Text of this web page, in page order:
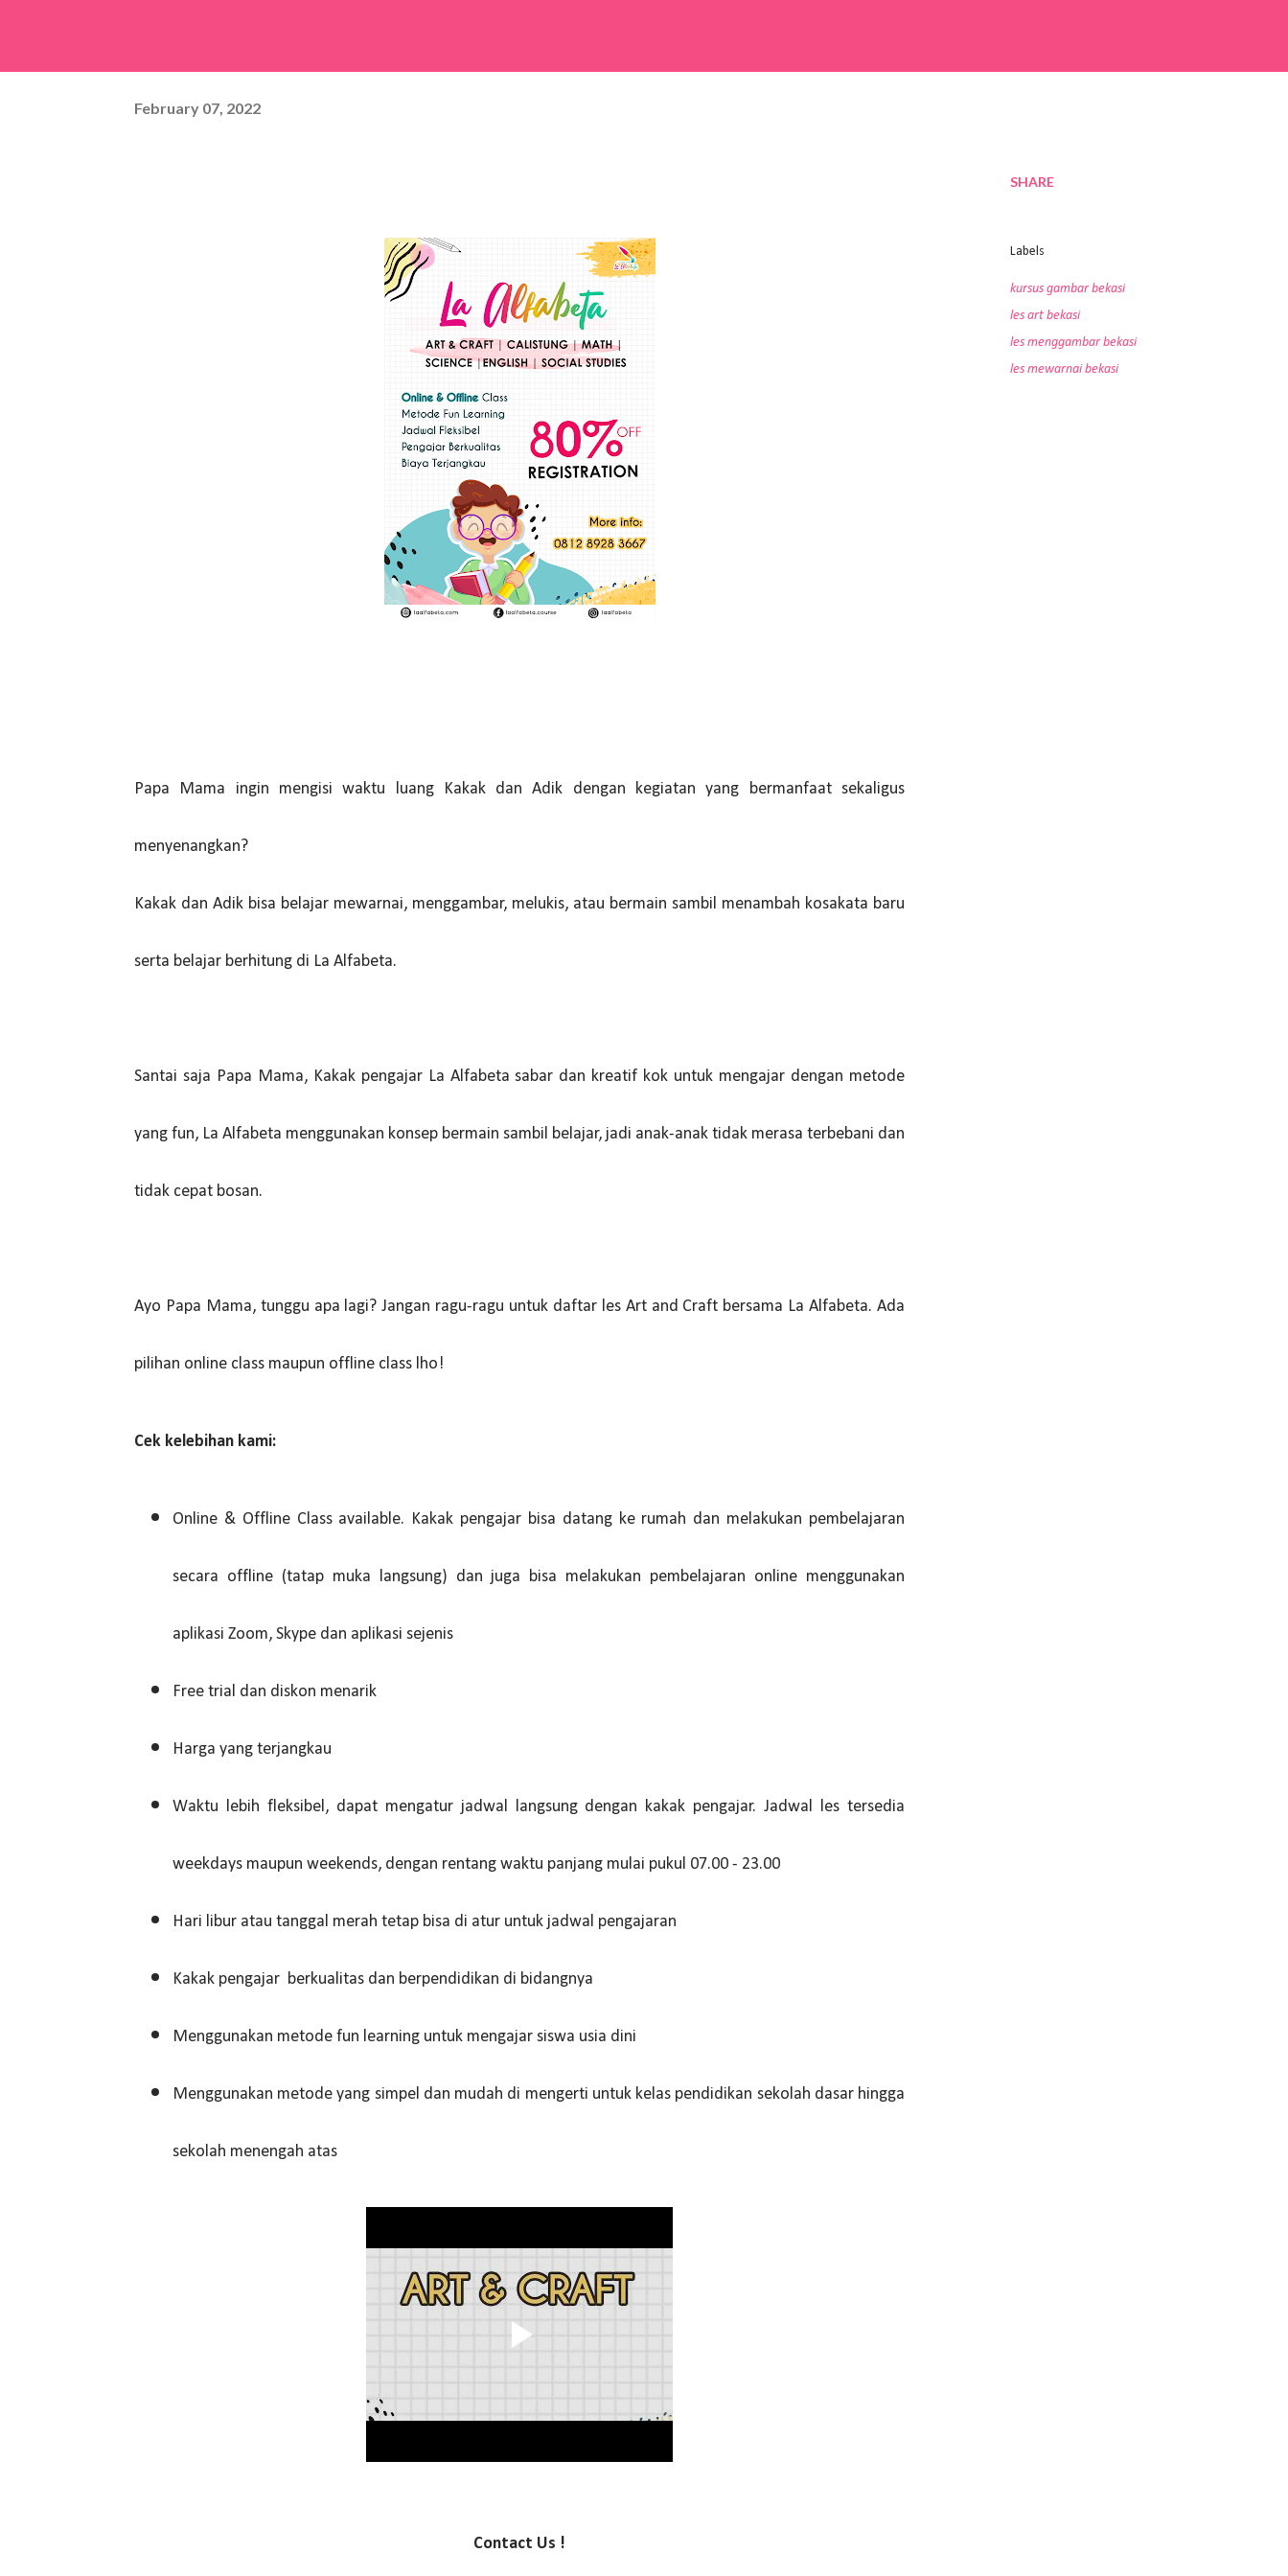
February 07, 2022
Papa Mama ingin mengisi waktu luang Kakak dan Adik dengan kegiatan yang bermanfaat sekaligus
menyenangkan?
Kakak dan Adik bisa belajar mewarnai, menggambar, melukis, atau bermain sambil menambah kosakata baru
serta belajar berhitung di La Alfabeta.
Santai saja Papa Mama, Kakak pengajar La Alfabeta sabar dan kreatif kok untuk mengajar dengan metode
yang fun, La Alfabeta menggunakan konsep bermain sambil belajar, jadi anak-anak tidak merasa terbebani dan
tidak cepat bosan.
Ayo Papa Mama, tunggu apa lagi? Jangan ragu-ragu untuk daftar les Art and Craft bersama La Alfabeta. ⁣⁣⁣⁣Ada
pilihan online class maupun offline class lho!
Cek kelebihan kami:
Online & Offline Class available. Kakak pengajar bisa datang ke rumah dan melakukan pembelajaran
secara offline (tatap muka langsung) dan juga bisa melakukan pembelajaran online menggunakan
aplikasi Zoom, Skype dan aplikasi sejenis
Free trial dan diskon menarik
Harga yang terjangkau
Waktu lebih fleksibel, dapat mengatur jadwal langsung dengan kakak pengajar. Jadwal les tersedia
weekdays maupun weekends, dengan rentang waktu panjang mulai pukul 07.00 - 23.00
Hari libur atau tanggal merah tetap bisa di atur untuk jadwal pengajaran
Kakak pengajar berkualitas dan berpendidikan di bidangnya
Menggunakan metode fun learning untuk mengajar siswa usia dini
Menggunakan metode yang simpel dan mudah di mengerti untuk kelas pendidikan sekolah dasar hingga
sekolah menengah atas
Contact Us !
SHARE
Labels
kursus gambar bekasi
les art bekasi
les menggambar bekasi
les mewarnai bekasi